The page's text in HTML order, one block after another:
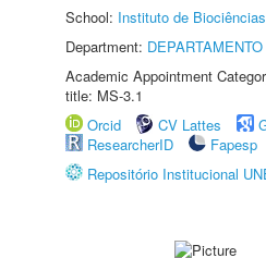
School: Instituto de
Department:
Academic Appointment
title: MS-3.1
Orcid
CV Lattes
ResearcherID
Fapesp
Repositório Institucional